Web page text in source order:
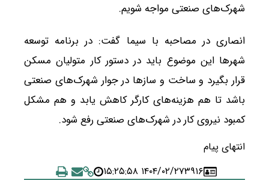
شهرک‌های صنعتی مواجه شویم.
انصاری در مصاحبه با سیما گفت: در برنامه توسعه
شهرها این موضوع باید در دستور کار متولیان مسکن
قرار بگیرد و ساخت و سازها در جوار شهرک‌های صنعتی
باشد تا هم هزینه‌های کارگر کاهش یابد و هم مشکل
کمبود نیروی کار در شهرک‌های صنعتی رفع شود.
انتهای پیام
۳۹۱۶۱۴۰۴/۰۲/۲۷ ۱۵:۲۵:۵۸